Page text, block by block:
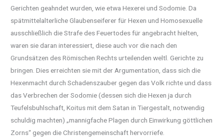
Gerichten geahndetwurden, wie etwa Hexerei und Sodomie. Da
spätmittelalterliche Glaubenseiferer für Hexen und Homosexuelle
ausschließlich die Strafe des Feuertodes für angebracht hielten,
waren sie daran interessiert, diese auch vor die nach den
Grundsätzen des Römischen Rechts urteilenden weltl. Gerichte zu
bringen. Dies erreichten sie mit der Argumentation, dass sich die
Hexenmacht durch Schadenszauber gegen das Volk richte und dass
das Verbrechen der Sodomie (dessen sich die Hexen ja durch
Teufelsbuhlschaft, Koitus mit dem Satan in Tiergestalt, notwendig
schuldig machten) „mannigfache Plagen durch Einwirkung göttlichen
Zorns“ gegen die Christengemeinschaft hervorriefe.